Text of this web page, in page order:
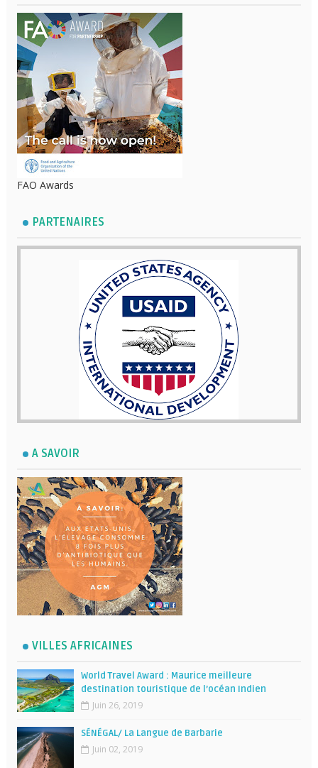
FAO Awards
PARTENAIRES
A SAVOIR
VILLES AFRICAINES
World Travel Award : Maurice meilleure
destination touristique de l’océan Indien
Juin 26, 2019
SÉNÉGAL/ La Langue de Barbarie
Juin 02, 2019